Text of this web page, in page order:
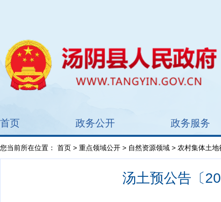
首页 政务公开 政务服务
您当前所在位置： 首页 > 重点领域公开 > 自然资源领域 > 农村集体土地
汤土预公告〔